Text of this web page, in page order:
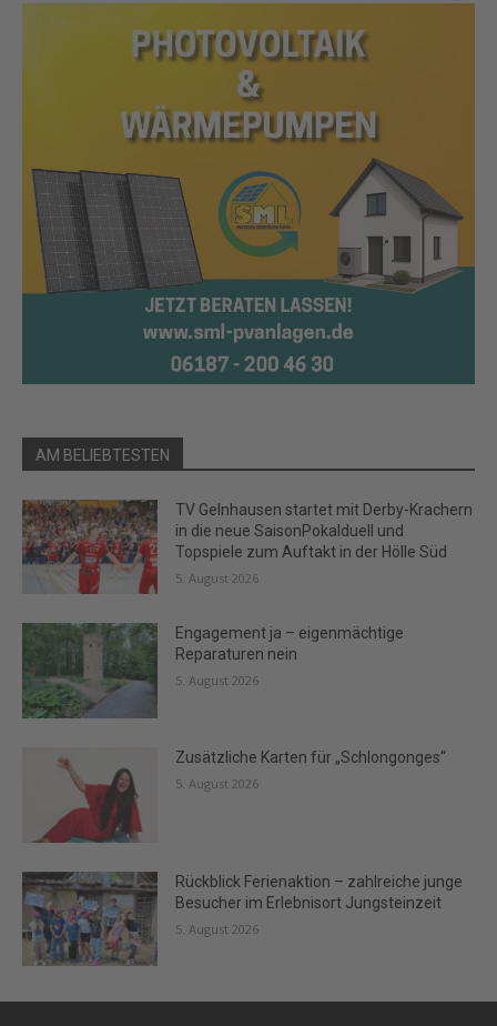
AM BELIEBTESTEN
TV Gelnhausen startet mit Derby-Krachern
in die neue SaisonPokalduell und
Topspiele zum Auftakt in der Hölle Süd
5. August 2026
Engagement ja – eigenmächtige
Reparaturen nein
5. August 2026
Zusätzliche Karten für „Schlongonges“
5. August 2026
Rückblick Ferienaktion – zahlreiche junge
Besucher im Erlebnisort Jungsteinzeit
5. August 2026